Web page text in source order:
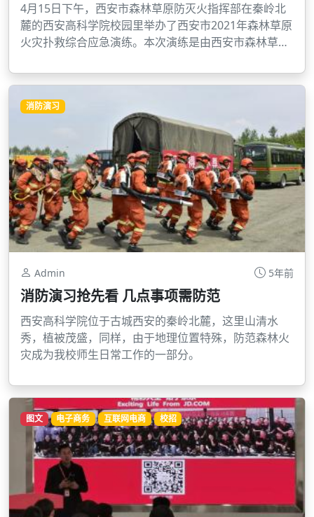
4月15日下午，西安市森林草原防灭火指挥部在秦岭北
麓的西安高科学院校园里举办了西安市2021年森林草原
火灾扑救综合应急演练。本次演练是由西安市森林草原
学院承办。
消防演习
Admin 5年前
消防演习抢先看 几点事项需防范
西安高科学院位于古城西安的秦岭北麓，这里山清水
秀，植被茂盛，同样，由于地理位置特殊，防范森林火
灾成为我校师生日常工作的一部分。
图文 电子商务 互联网电商 校招